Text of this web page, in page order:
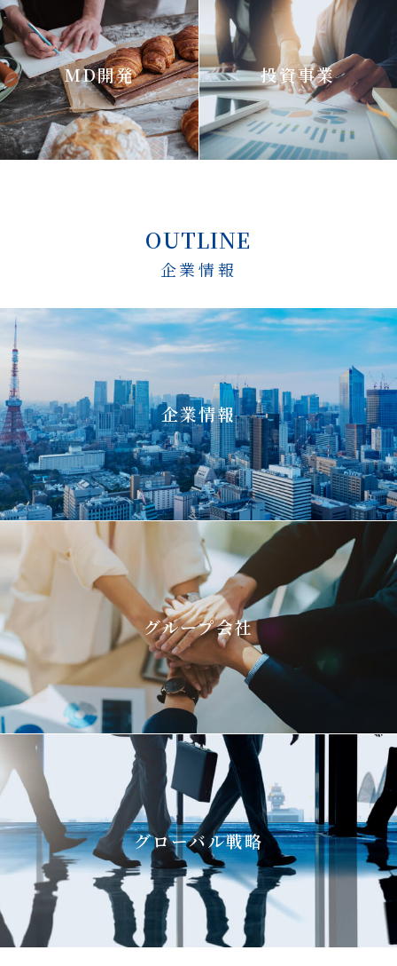
MD開発 投資事業
OUTLINE
企業情報
企業情報
グループ会社
グローバル戦略